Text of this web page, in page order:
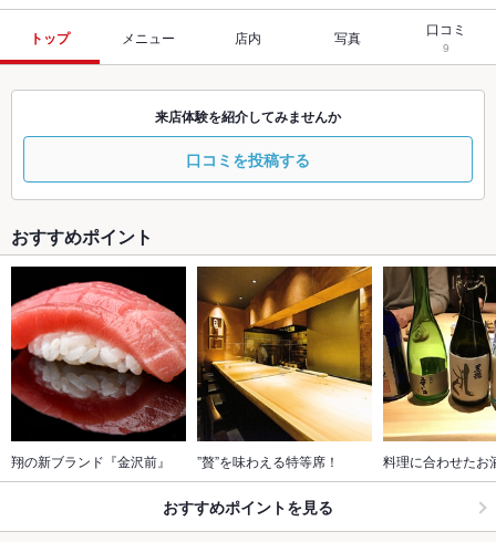
トップ メニュー 店内 写真 口コミ
9
来店体験を紹介してみませんか
口コミを投稿する
おすすめポイント
翔の新ブランド『金沢前』 ”贅”を味わえる特等席！ 料理に合わせた
おすすめポイントを見る